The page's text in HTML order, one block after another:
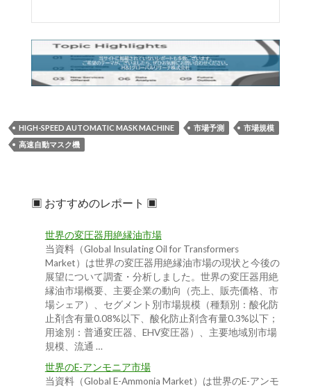
HIGH-SPEED AUTOMATIC MASK MACHINE 市場予測
市場規模
高速自動マスク機
▣ おすすめのレポート ▣
世界の変圧器用絶縁油市場
当資料（Global Insulating Oil for Transformers
Market）は世界の変圧器用絶縁油市場の現状と今後の
展望について調査・分析しました。世界の変圧器用絶
縁油市場概要、主要企業の動向（売上、販売価格、市
場シェア）、セグメント別市場規模（種類別：酸化防
止剤含有量0.08%以下、酸化防止剤含有量0.3%以下；
用途別：普通変圧器、EHV変圧器）、主要地域別市場
規模、流通 …
世界のE-アンモニア市場
当資料（Global E-Ammonia Market）は世界のE-アンモ